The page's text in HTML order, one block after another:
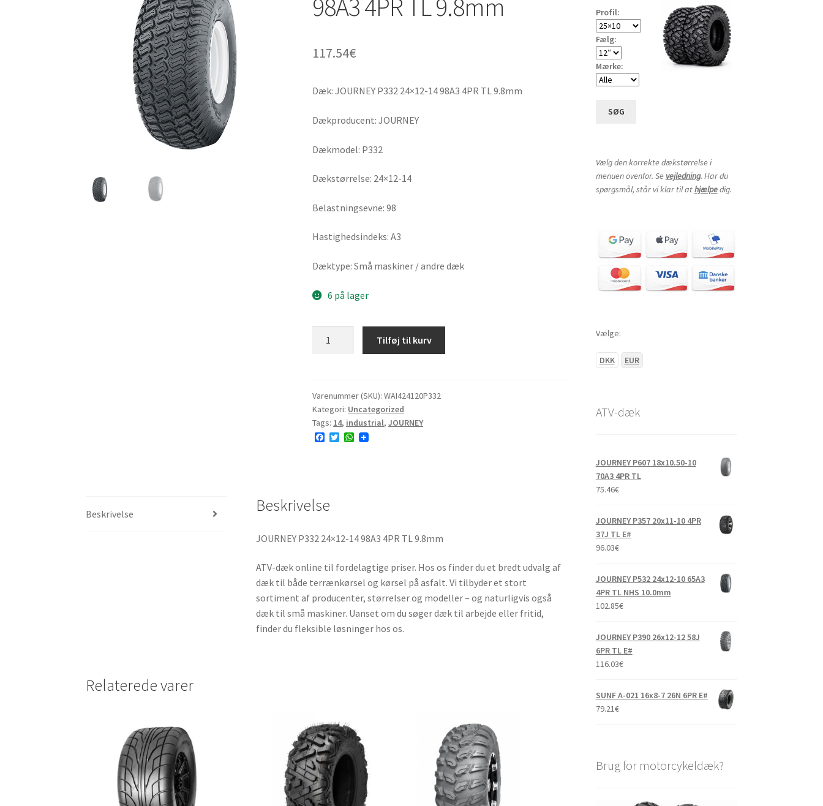
98A3 4PR TL 9.8mm
117.54€
Dæk: JOURNEY P332 24×12-14 98A3 4PR TL 9.8mm
Dækproducent: JOURNEY
Dækmodel: P332
Dækstørrelse: 24×12-14
Belastningsevne: 98
Hastighedsindeks: A3
Dæktype: Små maskiner / andre dæk
6 på lager
98A3
4PR
TL
9.8mm
Tilføj til kurv
Varenummer (SKU):WAI424120P332
Kategori: Uncategorized
Tags: 14, industrial,JOURNEY
F
k
T
W
Beskrivelse Beskrivelse
JOURNEY P332 24×12-14 98A3 4PR TL 9.8mm
ATV-dæk online til fordelagtige priser. Hos os finder du et bredt udvalg af
dæk til både terrænkørsel og kørsel på asfalt. Vi tilbyder et stort
sortiment af producenter, størrelser og modeller – og naturligvis også
dæk til små maskiner. Uanset om du søger dæk til arbejde eller fritid,
finder du fleksible løsninger hos os.
Relaterede varer
Profil:
Fælg:
Mærke:
SØG
Vælg den korrekte dækstørrelse i
menuen ovenfor. Se vejledning. Har du
spørgsmål, står vi klar til athjælpedig.
Vælge:
DKK EUR
ATV-dæk
JOURNEY P607 18x10.50-10
70A3 4PR TL
75.46€
JOURNEY P357 20x11-10 4PR
37J TL E#
96.03€
JOURNEY P532 24x12-10 65A3
4PR TL NHS 10.0mm
102.85€
JOURNEY P390 26x12-12 58J
6PR TL E#
116.03€
SUNF A-021 16x8-7 26N 6PR E#
79.21€
Brug for motorcykeldæk?